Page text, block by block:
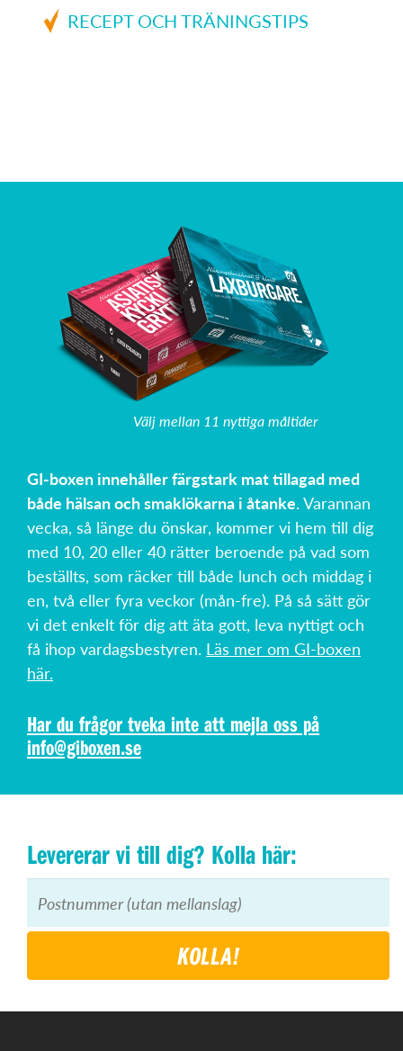
RECEPT OCH TRÄNINGSTIPS
Välj mellan 11 nyttiga måltider
GI-boxen innehåller färgstark mat tillagad med
både hälsan och smaklökarna i åtanke.Varannan
vecka, så länge du önskar, kommer vi hem till dig
med 10, 20 eller 40 rätter beroende på vad som
beställts, som räcker till både lunch och middag i
en, två eller fyra veckor (mån-fre). På så sätt gör
vi det enkelt för dig att äta gott, leva nyttigt och
få ihop vardagsbestyren. Läs mer om GI-boxen
här.
Har du frågor tveka inte att mejla oss på
info@giboxen.se
Levererar vi till dig? Kolla här:
KOLLA!